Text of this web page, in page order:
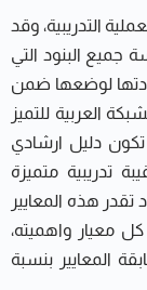
التدريبية، وقد
جميع البنود التي
لوضعها ضمن
العربية للتميز
دليل ارشادي
تدريبية متميزة
هذه المعايير
معيار واهميته،
المعايير بنسبة